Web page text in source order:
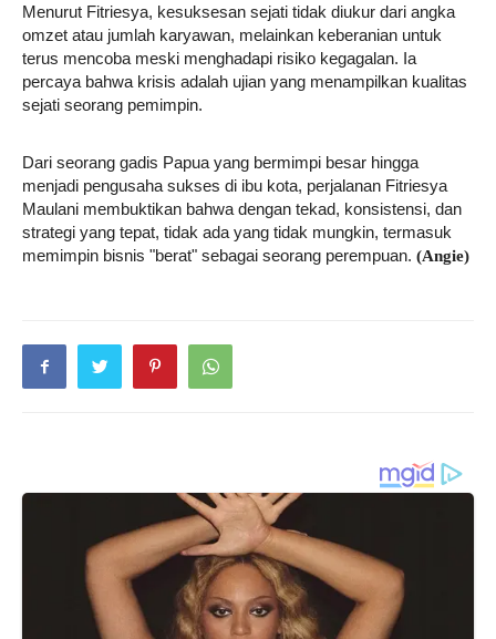
Menurut Fitriesya, kesuksesan sejati tidak diukur dari angka
omzet atau jumlah karyawan, melainkan keberanian untuk
terus mencoba meski menghadapi risiko kegagalan. Ia
percaya bahwa krisis adalah ujian yang menampilkan kualitas
sejati seorang pemimpin.
Dari seorang gadis Papua yang bermimpi besar hingga
menjadi pengusaha sukses di ibu kota, perjalanan Fitriesya
Maulani membuktikan bahwa dengan tekad, konsistensi, dan
strategi yang tepat, tidak ada yang tidak mungkin, termasuk
memimpin bisnis "berat" sebagai seorang perempuan. (Angie)